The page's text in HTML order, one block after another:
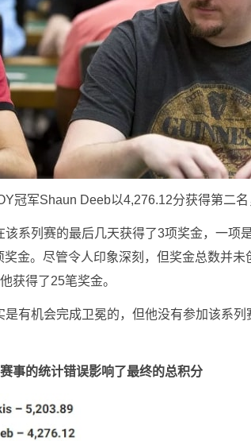
冠军Shaun Deeb以4,276.12分获得第二名
该系列赛的最后几天获得了3项奖金，一项
奖金。尽管令人印象深刻，但奖金总数并
获得了25笔奖金。
是有机会完成卫冕的，但他没有参加该系
事的统计错误影响了最终的总积分